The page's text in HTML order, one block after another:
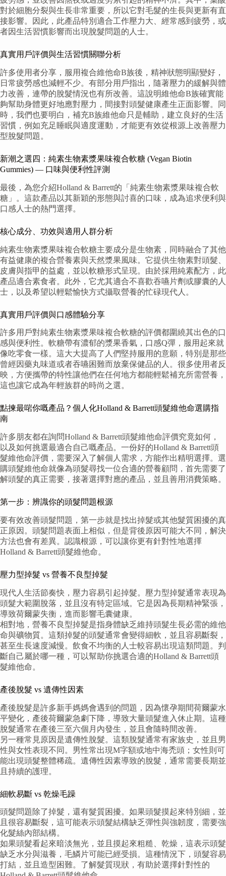
對於細胞分裂與生長非常重要，所以它對毛髮的生長與更新有直
接影響。因此，此產品特別適合工作壓力大、經常感到疲勞，或
者因生活習慣影響而出現脫髮問題的人士。
真實用戶評價與生活習慣關聯分析
許多使用者分享，服用複合維他命B族後，精神狀態明顯變好，
日常疲勞感也減輕不少。有部分用戶指出，隨著壓力的緩解與體
力改善，連帶的脫髮情況也有所改善。這說明維他命B族確實能
夠幫助身體更好地應對壓力，間接對頭髮健康產生正面影響。同
時，我們也要明白，補充B族維他命只是輔助，建立良好的生活
習慣，例如充足睡眠與適度運動，才能更有效從根源上改善壓力
型脫髮問題。
新潮之選四：純素生物素漿果味複合軟糖 (Vegan Biotin
Gummies) — 口味與便利性評測
最後，為您介紹Holland & Barrett的「純素生物素漿果味複合軟
糖」。這款產品以其新穎的形態與討喜的口味，成為追求便利與
口感人士的熱門選擇。
核心成分、功效與適用人群分析
純素生物素漿果味複合軟糖主要成分是生物素，同時融合了其他
有益健康的複合營養素與天然漿果風味。它提供生物素對頭髮、
皮膚與指甲的益處，並以軟糖形式呈現。由於採用純素配方，此
產品適合素食者。此外，它尤其適合不喜歡吞嚥片劑或膠囊的人
士，以及希望以輕鬆愉快方式攝取營養的忙碌現代人。
真實用戶評價與口感體驗分享
許多用戶對純素生物素漿果味複合軟糖的評價都圍繞其出色的口
感與便利性。軟糖帶有濃郁的漿果香氣，口感Q彈，服用起來就
像吃零食一樣。這大大提高了人們堅持服用的意願，特別是那些
曾經因藥丸味道或者吞嚥困難而放棄保健品的人。很多使用者反
映，方便攜帶的特性讓他們在任何地方都能輕鬆補充所需營養，
這也讓它成為年輕族群的時尚之選。
點揀最啱你嘅產品？個人化Holland & Barrett頭髮維他命選購指
南
許多朋友都在詢問Holland & Barrett頭髮維他命評價究竟如何，
以及如何挑選最適合自己嘅產品。一份好的Holland & Barrett頭
髮維他命評價，需要深入了解個人需求，方能作出精明選擇。選
購頭髮維他命就像為頭髮尋找一位合適的營養顧問，首先需要了
解頭髮的真正需要，接著選擇對應的產品，並且善用消費策略。
第一步：辨識你的頭髮問題根源
要有效改善頭髮問題，第一步就是找出掉髮或其他髮質困擾的真
正原因。頭髮問題表面上相似，但是背後原因可能大不同，解決
方法也會有差異。認識根源，可以讓你更有針對性地選擇
Holland & Barrett頭髮維他命。
壓力型掉髮 vs 營養不良型掉髮
現代人生活節奏快，壓力容易引起掉髮。壓力型掉髮通常表現為
頭髮大範圍脫落，並且沒有特定區域。它是因為長期精神緊張，
導致荷爾蒙失衡，進而影響毛囊健康。
相對地，營養不良型掉髮是指身體缺乏維持頭髮生長必需的維他
命與礦物質。這類掉髮的頭髮通常會變得細軟，並且容易斷裂，
甚至生長速度減慢。飲食不均衡的人士較容易出現這類問題。判
斷自己屬於哪一種，可以幫助你挑選合適的Holland & Barrett頭
髮維他命。
產後脫髮 vs 遺傳性因素
產後脫髮是許多新手媽媽會遇到的問題，因為懷孕期間荷爾蒙水
平變化，產後荷爾蒙急劇下降，導致大量頭髮進入休止期。這種
脫髮通常在產後三至六個月內發生，並且會隨時間改善。
另一種常見原因是遺傳性脫髮。這類脫髮通常有家族史，並且男
性與女性表現不同。男性常出現M字額或地中海禿頭；女性則可
能出現頭髮整體稀疏。遺傳性因素導致的脫髮，通常需要長期並
且持續的護理。
細軟易斷 vs 乾燥毛躁
頭髮問題除了掉髮，還有髮質困擾。如果頭髮摸起來特別細，並
且很容易斷裂，這可能表示頭髮結構缺乏彈性與強韌度，需要強
化髮絲內部結構。
如果頭髮看起來暗淡無光，並且摸起來粗糙、乾燥，這表示頭髮
缺乏水分與滋養，毛鱗片可能已經受損。這種情況下，頭髮容易
打結，並且造型困難。了解髮質現狀，有助於選擇針對性的